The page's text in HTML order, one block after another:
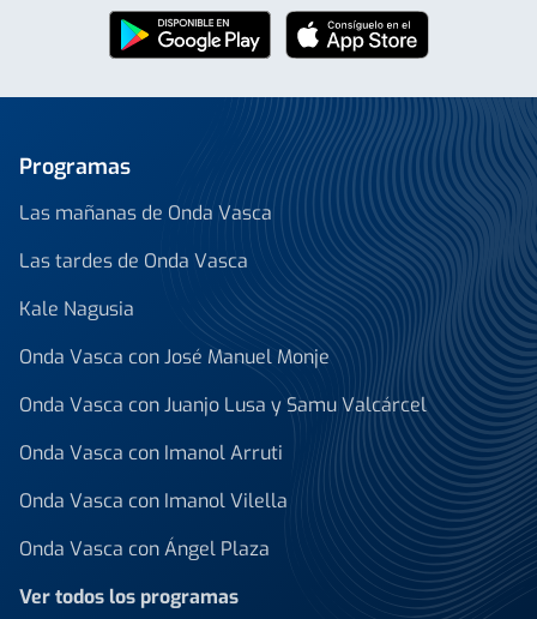
Programas
Las mañanas de Onda Vasca
Las tardes de Onda Vasca
Kale Nagusia
Onda Vasca con José Manuel Monje
Onda Vasca con Juanjo Lusa y Samu Valcárcel
Onda Vasca con Imanol Arruti
Onda Vasca con Imanol Vilella
Onda Vasca con Ángel Plaza
Ver todos los programas